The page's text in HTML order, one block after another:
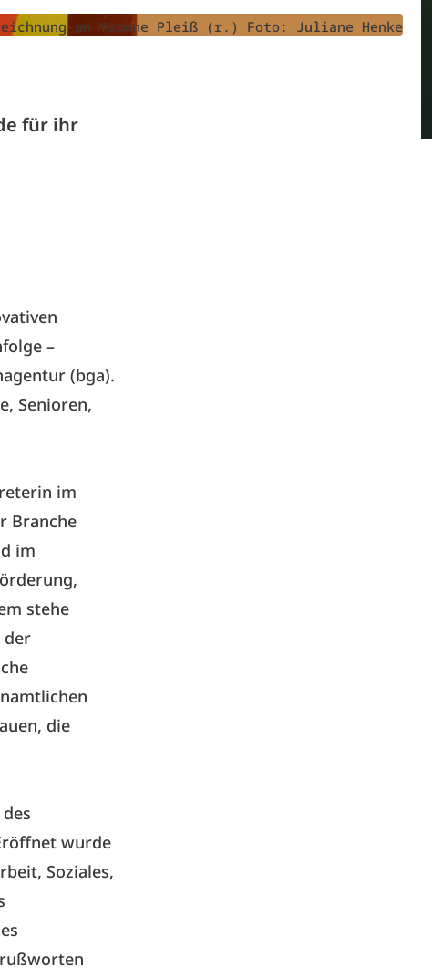
an Yvonne Pleiß (r.) Foto: Juliane Henke
für ihr
–
(bga).
Senioren,
im
Branche
im
stehe
der
die
wurde
Soziales,